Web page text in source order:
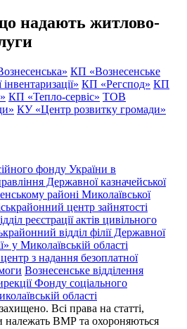
надають житлово-
КП «Вознесенське
КП «Регспод» КП
КП «Тепло-сервіс» ТОВ
КУ «Центр розвитку громади»
фонду України в
Державної казначейської
районі Миколаївської
центр зайнятості
реєстрації актів цивільного
відділ філії Державної
у Миколаївській області
з надання безоплатної
Вознесенське відділення
Фонду соціального
області
Всі права на статті,
належать ВМР та охороняються